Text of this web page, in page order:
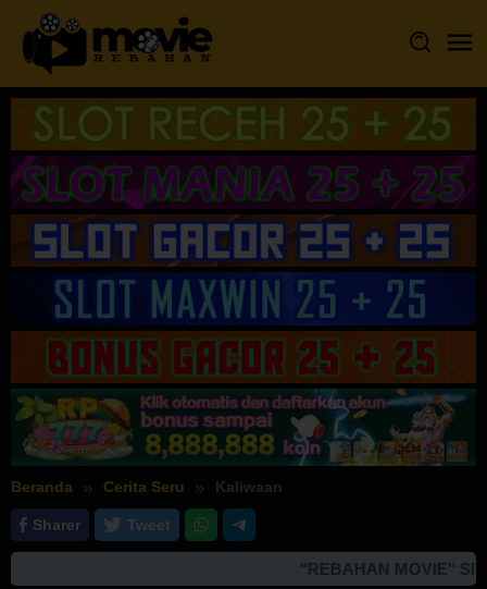
Loncat
konten
Beranda Cerita Seru Kaliwaan
Sharer Tweet
"REBAHAN MOVIE"